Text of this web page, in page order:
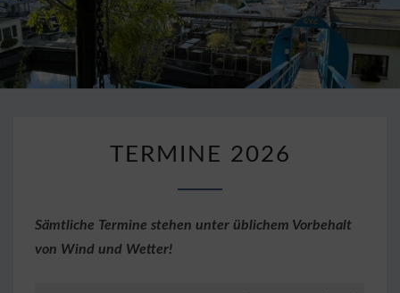
CREFELDER
YACHT
CLUB E.V.
2026
TERMINE 2026
Sämtliche Termine stehen unter üblichem Vorbehalt
von Wind und Wetter!